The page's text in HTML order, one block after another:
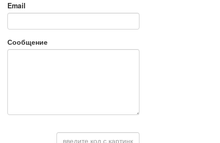
Email
Сообщение